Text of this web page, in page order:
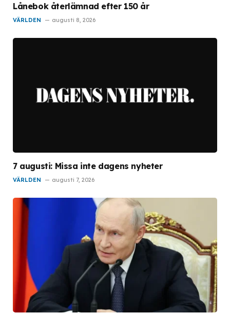
Lånebok återlämnad efter 150 år
VÄRLDEN augusti 8, 2026
7 augusti: Missa inte dagens nyheter
VÄRLDEN augusti 7, 2026